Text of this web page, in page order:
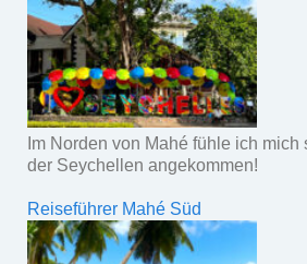
Im Norden von Mahé fühle ich mich
der Seychellen angekommen!
Reiseführer Mahé Süd